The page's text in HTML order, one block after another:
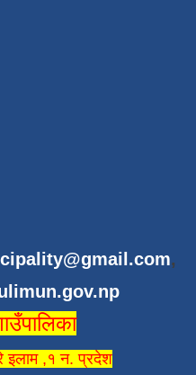
,
इलाम ,१ न. प्रदेश